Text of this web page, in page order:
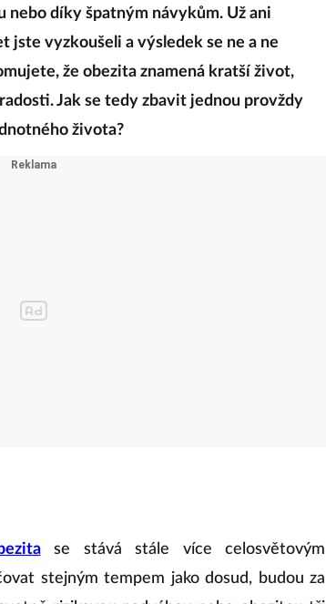
nebo díky špatným návykům. Už ani
jste vyzkoušeli a výsledek se ne a ne
že obezita znamená kratší život,
Jak se tedy zbavit jednou provždy
života?
se stává stále více celosvětovým
stejným tempem jako dosud, budou za